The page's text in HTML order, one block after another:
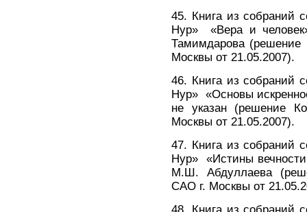
45. Книга из собраний
Нур» «Вера и
Тамимдарова (решение
Москвы от 21.05.2007).
46. Книга из собраний
Нур» «Основы
не указан (решение
Москвы от 21.05.2007).
47. Книга из собраний
Нур» «Истины
М.Ш. Абдуллаева
САО г. Москвы от
48. Книга из собраний